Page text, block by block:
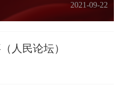
2021-09-22
人民论坛）